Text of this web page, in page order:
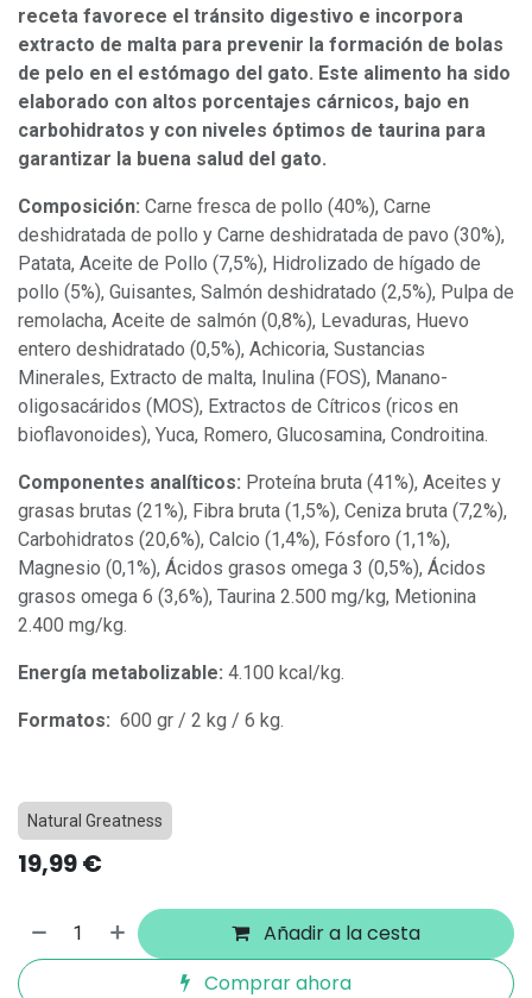
receta favorece el tránsito digestivo e incorpora
extracto de malta para prevenir la formación de bolas
de pelo en el estómago del gato. Este alimento ha sido
elaborado con altos porcentajes cárnicos, bajo en
carbohidratos y con niveles óptimos de taurina para
garantizar la buena salud del gato.
Composición: Carne fresca de pollo (40%), Carne
deshidratada de pollo y Carne deshidratada de pavo (30%),
Patata, Aceite de Pollo (7,5%), Hidrolizado de hígado de
pollo (5%), Guisantes, Salmón deshidratado (2,5%), Pulpa de
remolacha, Aceite de salmón (0,8%), Levaduras, Huevo
entero deshidratado (0,5%), Achicoria, Sustancias
Minerales, Extracto de malta, Inulina (FOS), Manano-
oligosacáridos (MOS), Extractos de Cítricos (ricos en
bioflavonoides), Yuca, Romero, Glucosamina, Condroitina.
Componentes analíticos: Proteína bruta (41%), Aceites y
grasas brutas (21%), Fibra bruta (1,5%), Ceniza bruta (7,2%),
Carbohidratos (20,6%), Calcio (1,4%), Fósforo (1,1%),
Magnesio (0,1%), Ácidos grasos omega 3 (0,5%), Ácidos
grasos omega 6 (3,6%), Taurina 2.500 mg/kg, Metionina
2.400 mg/kg.
Energía metabolizable: 4.100 kcal/kg.
Formatos: 600 gr / 2 kg / 6 kg.
Natural Greatness
19,99€
Añadir a la cesta
Comprar ahora